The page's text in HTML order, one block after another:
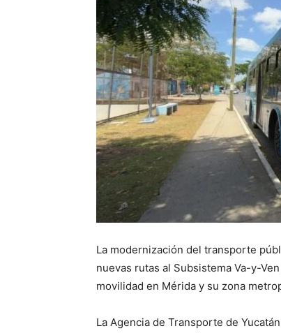
La modernización del transporte
nuevas rutas al Subsistema Va-y-
movilidad en Mérida y su zona
La Agencia de Transporte de